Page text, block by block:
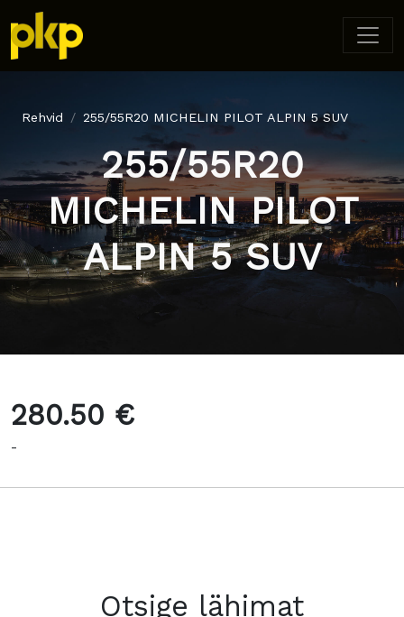
Rehvid 255/55R20 MICHELIN PILOT ALPIN 5 SUV
255/55R20
MICHELIN PILOT
ALPIN 5 SUV
280.50 €
-
Otsige lähimat